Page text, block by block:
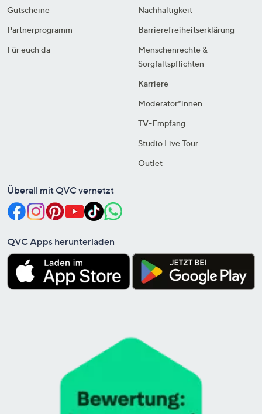
Gutscheine
Partnerprogramm
Für euch da
Nachhaltigkeit
Barrierefreiheitserklärung
Menschenrechte &
Sorgfaltspflichten
Karriere
Moderator*innen
TV-Empfang
Studio Live Tour
Outlet
Überall mit QVC vernetzt
QVC Apps herunterladen